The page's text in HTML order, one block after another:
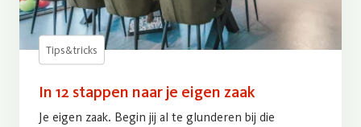
Tips&tricks
In 12 stappen naar je eigen zaak
Je eigen zaak. Begin jij al te glunderen bij die